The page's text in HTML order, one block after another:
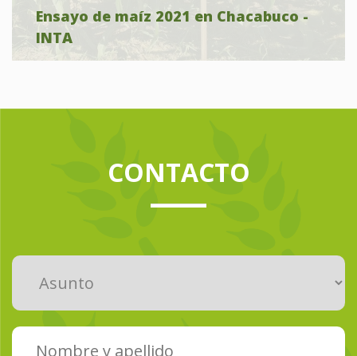
Ensayo de maíz 2021 en Chacabuco -
INTA
CONTACTO